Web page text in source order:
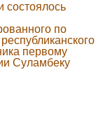
состоялось
по
первому
Суламбеку